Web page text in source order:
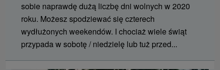
sobie naprawdę dużą liczbę dni wolnych w 2020
roku. Możesz spodziewać się czterech
wydłużonych weekendów. I chociaż wiele świąt
przypada w sobotę / niedzielę lub tuż przed...